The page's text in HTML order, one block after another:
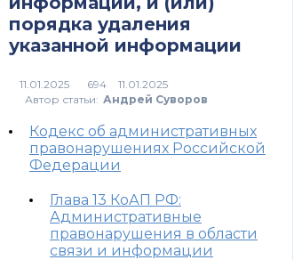
порядка удаления
указанной информации
694
Автор статьи: Андрей Суворов
Кодекс об административных
правонарушениях Российской
Федерации
Глава 13 КоАП РФ:
Административные
правонарушения в области
связи и информации